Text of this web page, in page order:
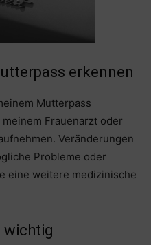
erkennen
Mutterpass
Frauenarzt oder
Veränderungen
Probleme oder
eine weitere medizinische
wichtig